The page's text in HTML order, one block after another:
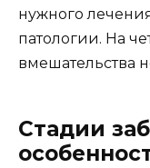
нужного
патологии. На
вмешательства
Стадии